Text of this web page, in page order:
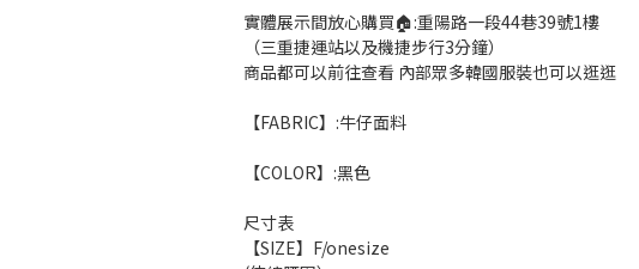
實體展示間放心購買🏠:重陽路一段44巷39號1樓
（三重捷運站以及機捷步行3分鐘）
商品都可以前往查看 內部眾多韓國服裝也可以逛逛
【FABRIC】:牛仔面料
【COLOR】:黑色
尺寸表
【SIZE】F/onesize